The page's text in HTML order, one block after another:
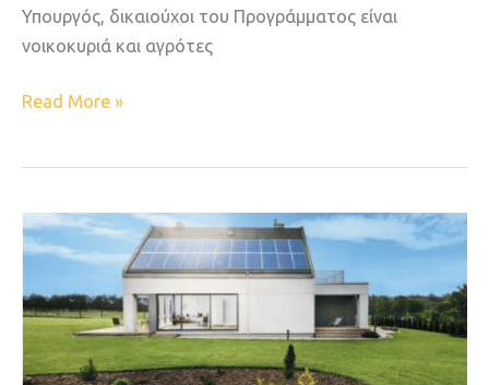
Υπουργός, δικαιούχοι του Προγράμματος είναι
νοικοκυριά και αγρότες
Read More »
Oι
προοπτικές
αποθήκευσης
ενέργειας
στον